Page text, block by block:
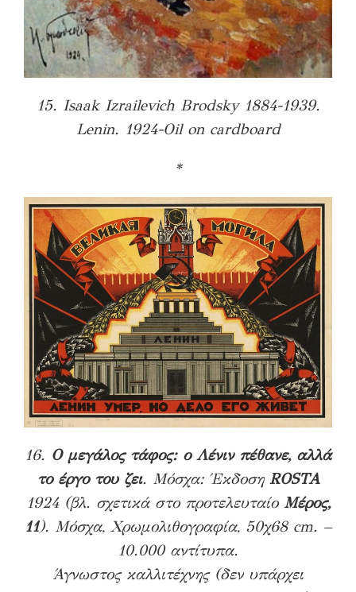
15. Isaak Izrailevich Brodsky 1884-1939.
Lenin. 1924-Oil on cardboard
*
16. Ο μεγάλος τάφος: ο Λένιν πέθανε, αλλά
το έργο του ζει. Μόσχα: Έκδοση ROSTA
1924 (βλ. σχετικά στο προτελευταίο Μέρος,
11). Μόσχα, Χρωμολιθογραφία, 50χ68 cm. –
10.000 αντίτυπα.
Άγνωστος καλλιτέχνης (δεν υπάρχει